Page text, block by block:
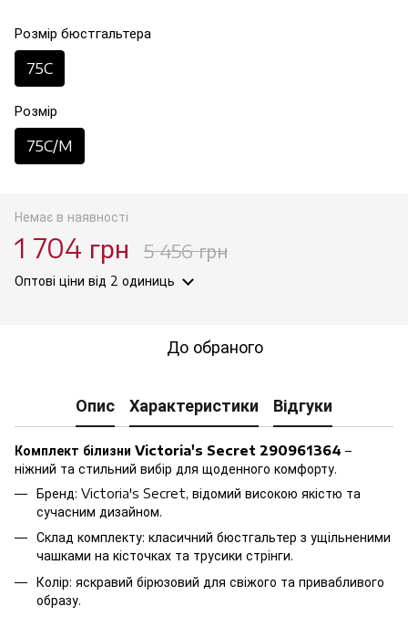
Розмір бюстгальтера
75C
Розмір
75C/M
Немає в наявності
1 704 грн 5 456 грн
Оптові ціни від 2 одиниць
До обраного
Опис Характеристики Відгуки
Комплект білизни Victoria's Secret 290961364 –
ніжний та стильний вибір для щоденного комфорту.
Бренд: Victoria's Secret, відомий високою якістю та
сучасним дизайном.
Склад комплекту: класичний бюстгальтер з ущільненими
чашками на кісточках та трусики стрінги.
Колір: яскравий бірюзовий для свіжого та привабливого
образу.